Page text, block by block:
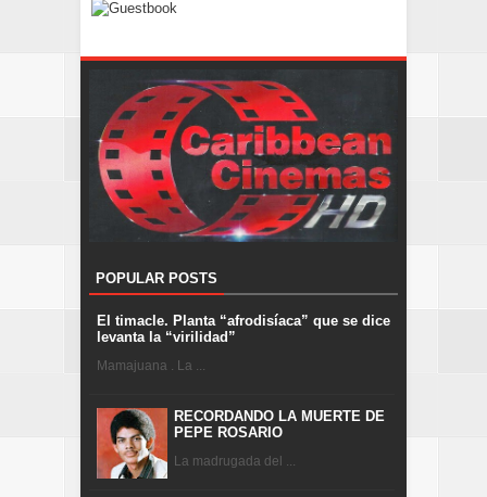
POPULAR POSTS
El timacle. Planta “afrodisíaca” que se dice
levanta la “virilidad”
Mamajuana . La ...
RECORDANDO LA MUERTE DE
PEPE ROSARIO
La madrugada del ...